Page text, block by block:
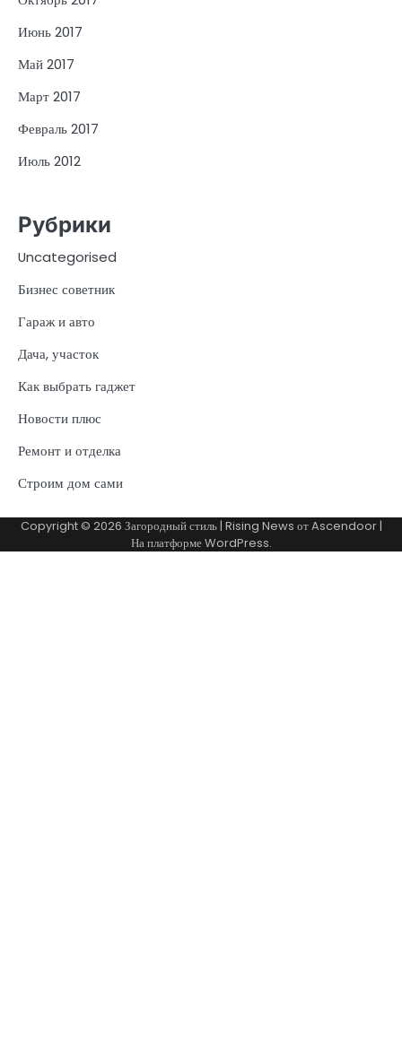
Июнь 2017
Май 2017
Март 2017
Февраль 2017
Июль 2012
Рубрики
Uncategorised
Бизнес советник
Гараж и авто
Дача, участок
Как выбрать гаджет
Новости плюс
Ремонт и отделка
Строим дом сами
Copyright © 2026 Загородный стиль| Rising News отAscendoor|
На платформеWordPress.